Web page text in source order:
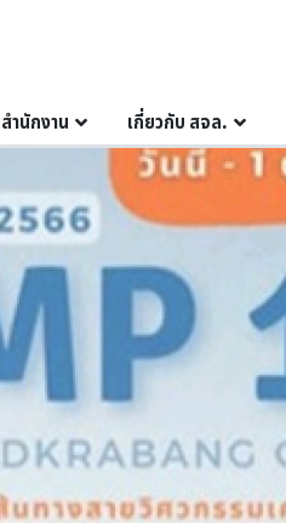
ำนักงาน เกี่ยวกับ สจล.